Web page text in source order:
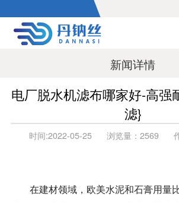
新闻详情
电厂脱水机滤布哪家好-高强
滤}
时间:2022-05-25 浏览量： 2569
在建材领域，欧美水泥和石膏用量